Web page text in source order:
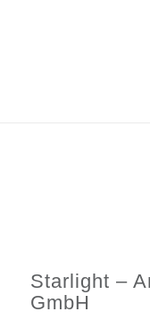
Starlight –
GmbH